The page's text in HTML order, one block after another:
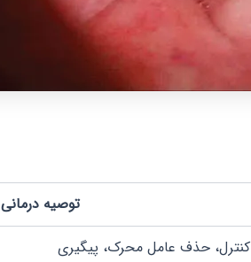
توصیه درمانی
کنترل، حذف عامل محرک، پیگیری